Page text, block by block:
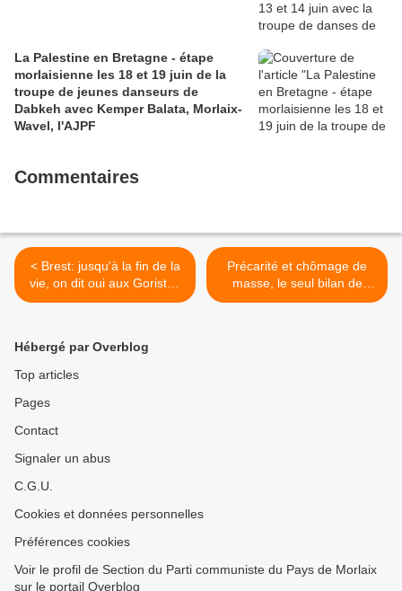
La Palestine en Bretagne - étape
morlaisienne les 18 et 19 juin de la
troupe de jeunes danseurs de
Dabkeh avec Kemper Balata, Morlaix-
Wavel, l'AJPF
Commentaires
< Brest: jusqu'à la fin de la
vie, on dit oui aux Goristes
(Ouest-France, 26
Précarité et chômage de
masse, le seul bilan de
François Hollande (Clotilde
Hébergé par Overblog
Top articles
Pages
Contact
Signaler un abus
C.G.U.
Cookies et données personnelles
Préférences cookies
Voir le profil de Section du Parti communiste du Pays de Morlaix
sur le portail Overblog